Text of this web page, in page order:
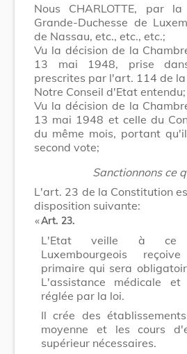
Nous CHARLOTTE, par
Grande-Duchesse de
de Nassau, etc., etc., etc.;
Vu la décision de la
13 mai 1948, prise
prescrites par l'art. 114 de
Notre Conseil d'Etat entendu;
Vu la décision de la
13 mai 1948 et celle du
du même mois, portant
second vote;
Sanctionnons ce
L'art. 23 de la Constitution
disposition suivante:
​ «Art. 23.
L'Etat veille à ce
Luxembourgeois
primaire qui sera
L'assistance médicale et
réglée par la loi.
Il crée des
moyenne et les cours
supérieur nécessaires.